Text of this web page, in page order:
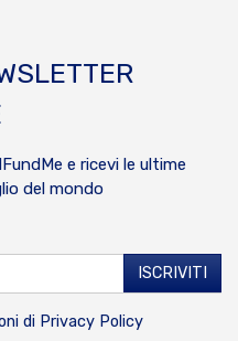
e ricevi le ultime
del mondo
di Privacy Policy